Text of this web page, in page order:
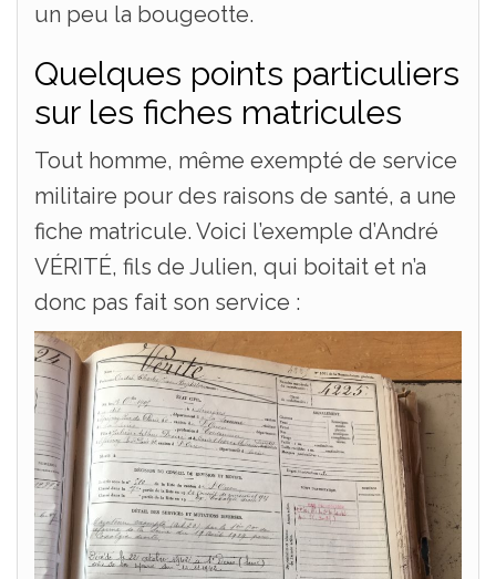
un peu la bougeotte.
Quelques points particuliers
sur les fiches matricules
Tout homme, même exempté de service
militaire pour des raisons de santé, a une
fiche matricule. Voici l’exemple d’André
VÉRITÉ, fils de Julien, qui boitait et n’a
donc pas fait son service :